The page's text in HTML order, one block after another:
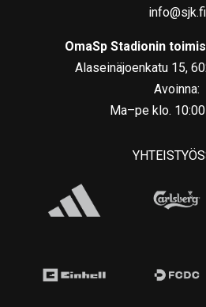
info@sjk.fi
OmaSp Stadionin
Alaseinäjoenkatu 15,
Avoinna:
Ma–pe klo.